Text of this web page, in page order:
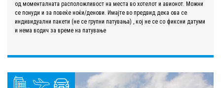
од моменталната расположливост на места во хотелот и авионот. Можни
се понуди и за повеќе ноќи/денови. Имајте во предвид дека ова се
индивидуални пакети (не се групни патувања) , кој не се со фиксни датуми
и нема водич за време на патување